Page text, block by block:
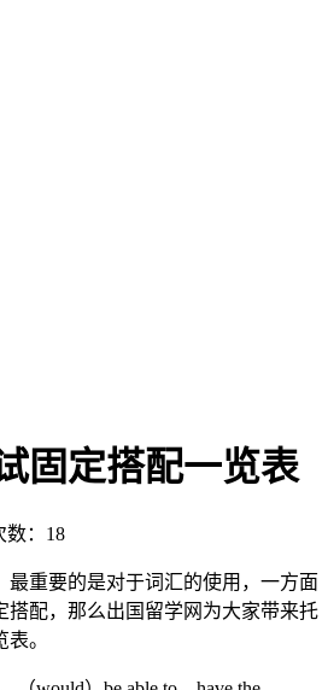
固定搭配一览表
数：18
重要的是对于词汇的使用，一方面
搭配，那么出国留学网为大家带来托
。